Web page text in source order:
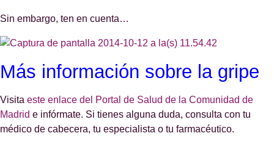
Sin embargo, ten en cuenta…
Más información sobre la gripe
Visita este enlace del Portal de Salud de la Comunidad de
Madrid e infórmate. Si tienes alguna duda, consulta con tu
médico de cabecera, tu especialista o tu farmacéutico.